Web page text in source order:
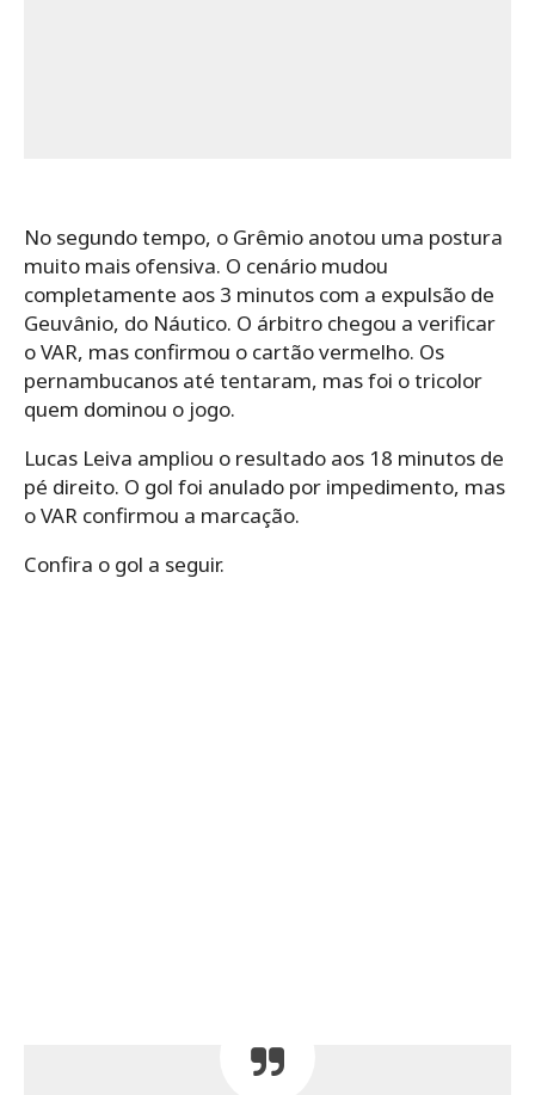
No segundo tempo, o Grêmio anotou uma postura
muito mais ofensiva. O cenário mudou
completamente aos 3 minutos com a expulsão de
Geuvânio, do Náutico. O árbitro chegou a verificar
o VAR, mas confirmou o cartão vermelho. Os
pernambucanos até tentaram, mas foi o tricolor
quem dominou o jogo.
Lucas Leiva ampliou o resultado aos 18 minutos de
pé direito. O gol foi anulado por impedimento, mas
o VAR confirmou a marcação.
Confira o gol a seguir.